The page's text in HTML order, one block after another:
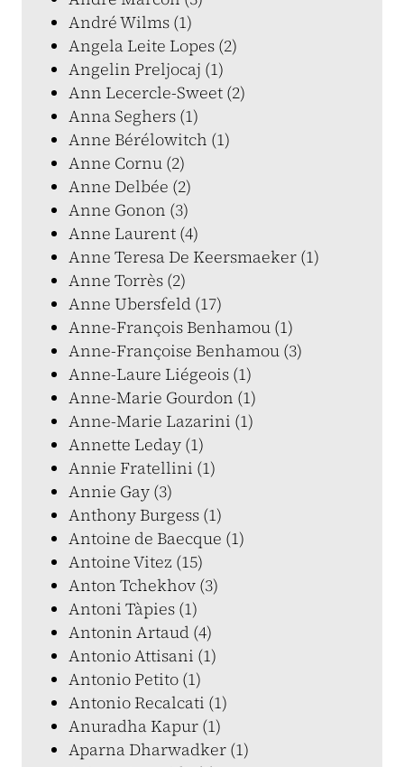
André Wilms (1)
Angela Leite Lopes (2)
Angelin Preljocaj (1)
Ann Lecercle-Sweet (2)
Anna Seghers (1)
Anne Bérélowitch (1)
Anne Cornu (2)
Anne Delbée (2)
Anne Gonon (3)
Anne Laurent (4)
Anne Teresa De Keersmaeker (1)
Anne Torrès (2)
Anne Ubersfeld (17)
Anne-François Benhamou (1)
Anne-Françoise Benhamou (3)
Anne-Laure Liégeois (1)
Anne-Marie Gourdon (1)
Anne-Marie Lazarini (1)
Annette Leday (1)
Annie Fratellini (1)
Annie Gay (3)
Anthony Burgess (1)
Antoine de Baecque (1)
Antoine Vitez (15)
Anton Tchekhov (3)
Antoni Tàpies (1)
Antonin Artaud (4)
Antonio Attisani (1)
Antonio Petito (1)
Antonio Recalcati (1)
Anuradha Kapur (1)
Aparna Dharwadker (1)